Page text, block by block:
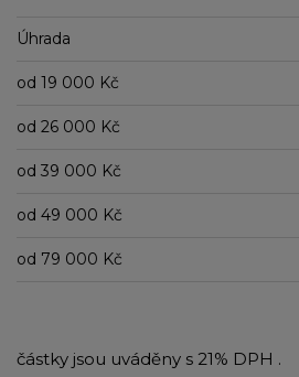
Úhrada
od 19 000 Kč
od 26 000 Kč
od 39 000 Kč
od 49 000 Kč
od 79 000 Kč
částky jsou uváděny s 21% DPH .